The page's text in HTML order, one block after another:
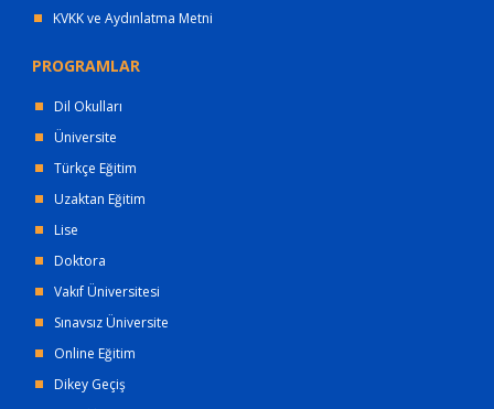
KVKK ve Aydınlatma Metni
PROGRAMLAR
Dil Okulları
Üniversite
Türkçe Eğitim
Uzaktan Eğitim
Lise
Doktora
Vakıf Üniversitesi
Sınavsız Üniversite
Online Eğitim
Dikey Geçiş